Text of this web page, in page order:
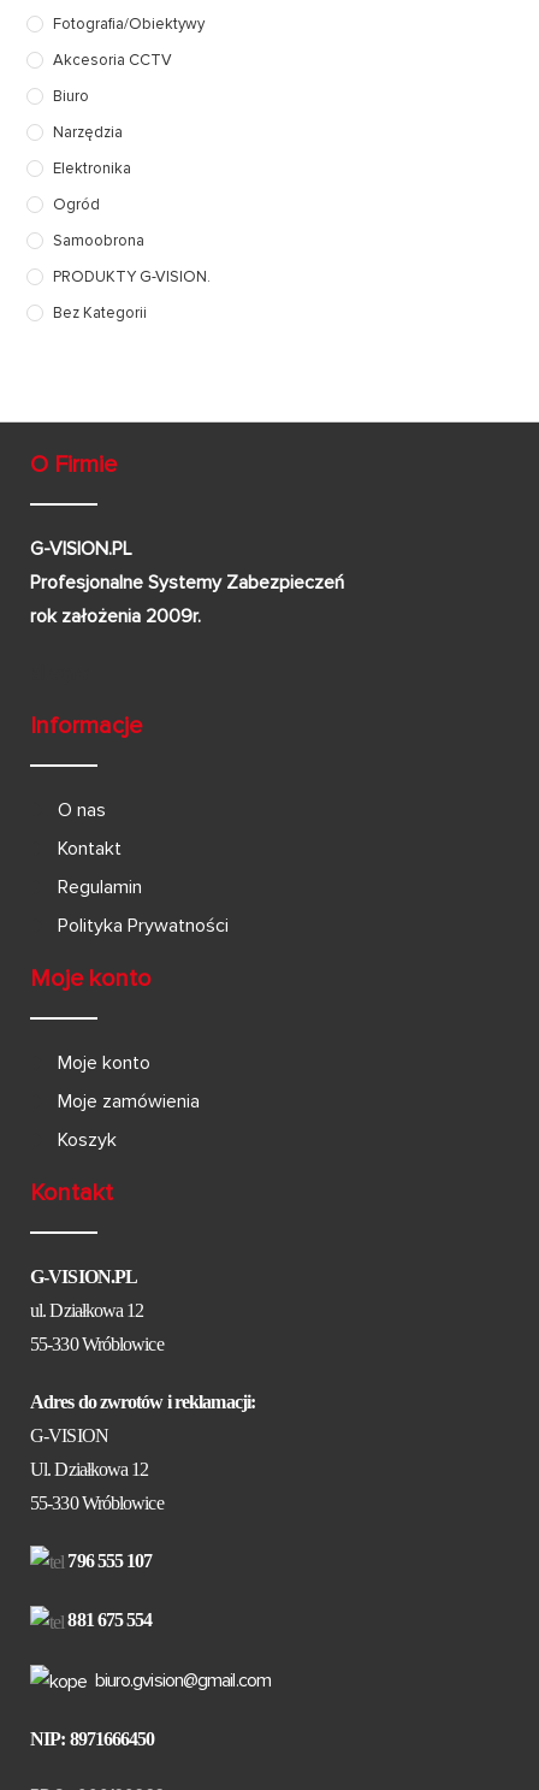
Fotografia/Obiektywy
Akcesoria CCTV
Biuro
Narzędzia
Elektronika
Ogród
Samoobrona
PRODUKTY G-VISION.
Bez Kategorii
O Firmie
G-VISION.PL
Profesjonalne Systemy Zabezpieczeń
rok założenia 2009r.
Informacje
O nas
Kontakt
Regulamin
Polityka Prywatności
Moje konto
Moje konto
Moje zamówienia
Koszyk
Kontakt
G-VISION.PL
ul. Działkowa 12
55-330 Wróblowice
Adres do zwrotów i reklamacji:
G-VISION
Ul. Działkowa 12
55-330 Wróblowice
796 555 107
881 675 554
biuro.gvision@gmail.com
NIP: 8971666450